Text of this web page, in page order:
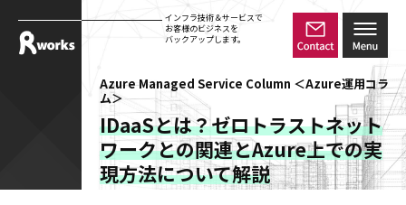
インフラ技術＆サービスで
お客様のビジネスを
バックアップします。
Azure Managed Service Column ＜Azure運用コラ
ム＞
IDaaSとは？ゼロトラストネット
ワークとの関連とAzure上での実
現方法について解説